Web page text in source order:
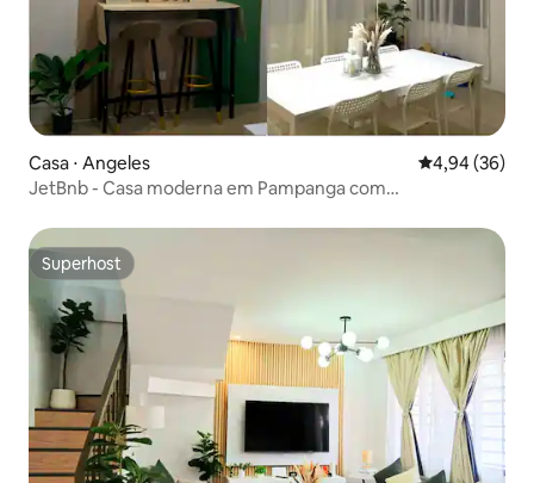
Casa ⋅ Angeles 4,94 de uma
4,94 (36)
JetBnb - Casa moderna em Pampanga com
Superhost
Superhost